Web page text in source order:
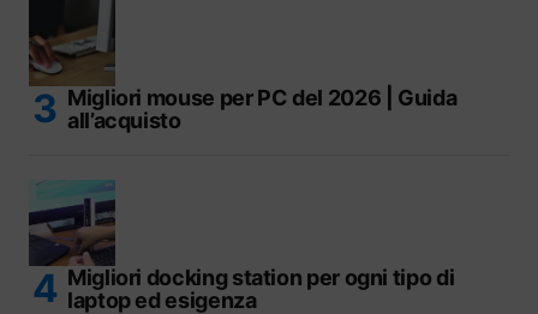
Migliori mouse per PC del 2026 | Guida
all’acquisto
Migliori docking station per ogni tipo di
laptop ed esigenza